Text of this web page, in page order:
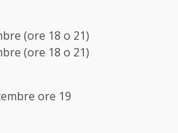
(ore 18 o 21)
(ore 18 o 21)
ore 19